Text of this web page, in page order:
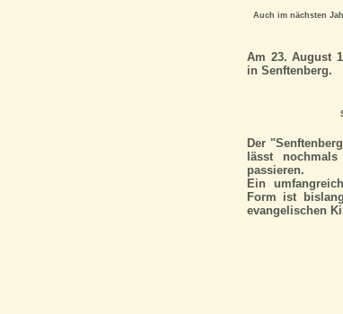
Auch im nächsten
Am 23. August
in Senftenberg.
Der
lässt
passieren.
Ein
Form ist
evangelischen